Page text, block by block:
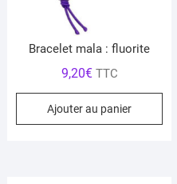
Bracelet mala : fluorite
9,20€ TTC
Ajouter au panier